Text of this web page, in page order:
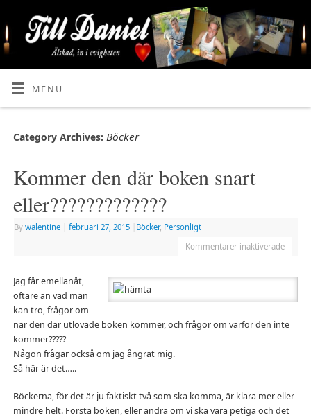
MENU
Category Archives: Böcker
Kommer den där boken snart
eller?????????????
By walentine februari 27, 2015 Böcker, Personligt
Kommentarer inaktiverade
Jag får emellanåt,
oftare än vad man
kan tro, frågor om
när den där utlovade boken kommer, och frågor om varför den inte
kommer?????
Någon frågar också om jag ångrat mig.
Så här är det…..
Böckerna, för det är ju faktiskt två som ska komma, är klara mer eller
mindre helt. Första boken, eller andra om vi ska vara petiga och det